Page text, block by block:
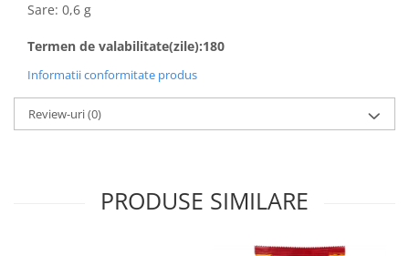
Arpacas si pesmet
Malai
Produse congelate
Panificatie congelata
Patiserie congelata
Cheesecake congelat
Sare: 0,6 g
Termen de valabilitate(zile):180
Informatii conformitate produs
Review-uri(0)
PRODUSE SIMILARE